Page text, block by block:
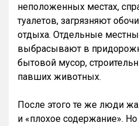
неположенных местах,
туалетов, загрязняют
отдыха. Отдельные
выбрасывают в
бытовой мусор,
павших животных.
После этого те же люди
и «плохое содержание». Но